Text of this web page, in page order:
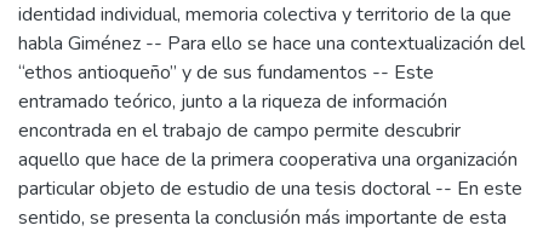
identidad individual, memoria colectiva y territorio de la que
habla Giménez -- Para ello se hace una contextualización del
“ethos antioqueño” y de sus fundamentos -- Este
entramado teórico, junto a la riqueza de información
encontrada en el trabajo de campo permite descubrir
aquello que hace de la primera cooperativa una organización
particular objeto de estudio de una tesis doctoral -- En este
sentido, se presenta la conclusión más importante de esta